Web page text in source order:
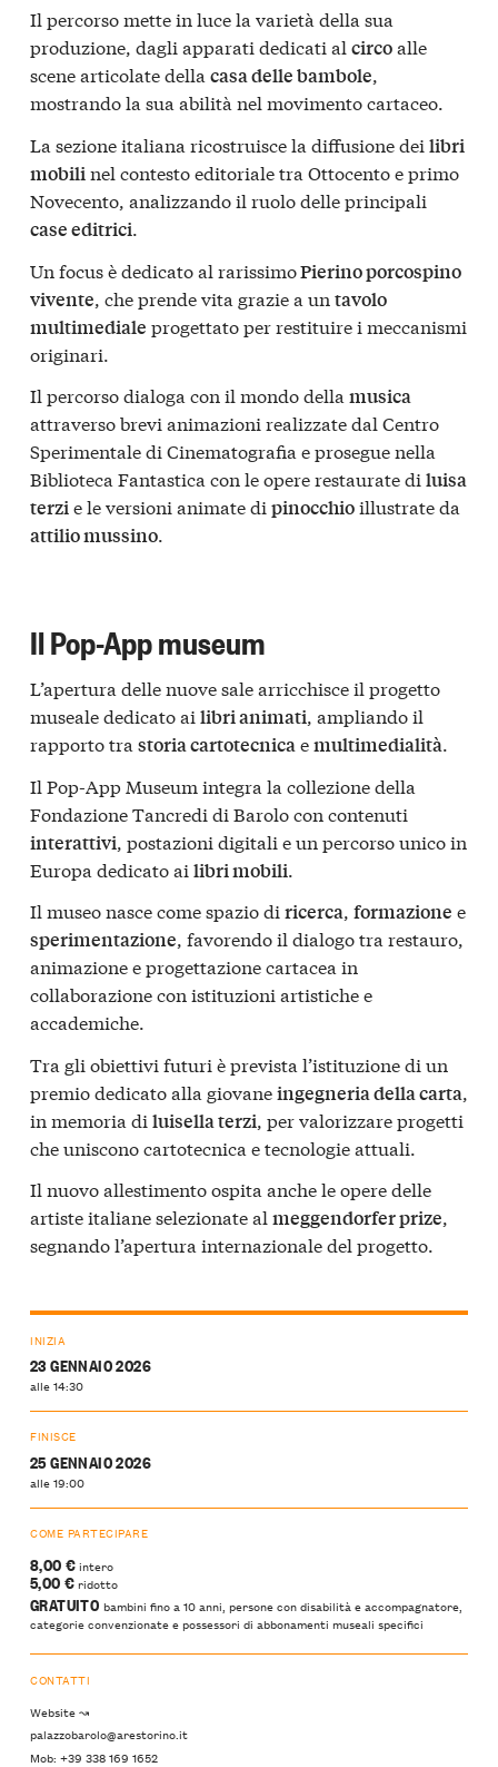
Il percorso mette in luce la varietà della sua
produzione, dagli apparati dedicati al circoalle
scene articolate della casa delle bambole,
mostrando la sua abilità nel movimento cartaceo.
La sezione italiana ricostruisce la diffusione dei libri
mobilinel contesto editoriale tra Ottocento e primo
Novecento, analizzando il ruolo delle principali
case editrici.
Un focus è dedicato al rarissimoPierino porcospino
vivente, che prende vita grazie a un tavolo
multimediale progettato per restituire i meccanismi
originari.
Il percorso dialoga con il mondo della musica
attraverso brevi animazioni realizzate dal Centro
Sperimentale di Cinematografia e prosegue nella
Biblioteca Fantastica con le opere restaurate di luisa
terzie le versioni animate di pinocchioillustrate da
attilio mussino.
Il Pop-App museum
L’apertura delle nuove sale arricchisce il progetto
museale dedicato ai libri animati, ampliando il
rapporto tra storia cartotecnicaemultimedialità.
Il Pop-App Museum integra la collezione della
Fondazione Tancredi di Barolo con contenuti
interattivi , postazioni digitali e un percorso unico in
Europa dedicato ai libri mobili
Il museo nasce come spazio di ricerca, formazione e
sperimentazione, favorendo il dialogo tra restauro,
animazione e progettazione cartacea in
collaborazione con istituzioni artistiche e
accademiche.
Tra gli obiettivi futuri è prevista l’istituzione di un
premio dedicato alla giovaneingegneria della carta,
in memoria di luisella terzi, per valorizzare progetti
che uniscono cartotecnica e tecnologie attuali.
Il nuovo allestimento ospita anche le opere delle
artiste italiane selezionate al meggendorfer prize,
segnando l’apertura internazionale del progetto.
INIZIA
23 GENNAIO 2026
alle 14:30
FINISCE
25 GENNAIO 2026
alle 19:00
COME PARTECIPARE
8,00 €intero
5,00 €ridotto
GRATUITO bambini fino a 10 anni, persone con disabilità e accompagnatore,
categorie convenzionate e possessori di abbonamenti museali specifici
CONTATTI
Website ↝
palazzobarolo@arestorino.it
Mob: +39 338 169 1652